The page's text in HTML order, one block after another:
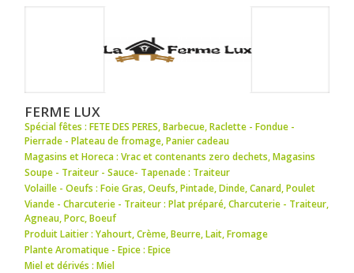
FERME LUX
Spécial fêtes : FETE DES PERES,Barbecue,Raclette - Fondue -
Pierrade - Plateau de fromage,Panier cadeau
Magasins et Horeca : Vrac et contenants zero dechets,Magasins
Soupe - Traiteur - Sauce- Tapenade : Traiteur
Volaille - Oeufs : Foie Gras,Oeufs,Pintade,Dinde,Canard,Poulet
Viande - Charcuterie - Traiteur : Plat préparé,Charcuterie - Traiteur,
Agneau,Porc,Boeuf
Produit Laitier : Yahourt,Crème,Beurre,Lait,Fromage
Plante Aromatique - Epice : Epice
Miel et dérivés : Miel